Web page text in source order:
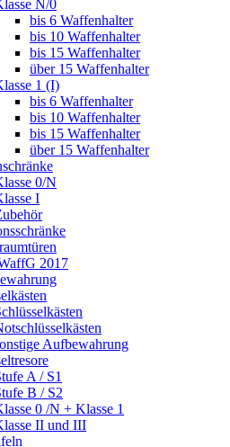
N/0
bis 6 Waffenhalter
bis 10 Waffenhalter
bis 15 Waffenhalter
über 15 Waffenhalter
1 (I)
bis 6 Waffenhalter
bis 10 Waffenhalter
bis 15 Waffenhalter
über 15 Waffenhalter
0/N
I
2017
Aufbewahrung
A / S1
B / S2
0 /N + Klasse 1
II und III